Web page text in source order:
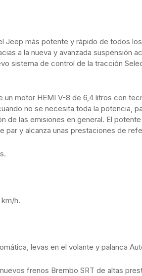
Jeep más potente y rápido de todos
a la nueva y avanzada suspensión
sistema de control de la tracción
un motor HEMI V-8 de 6,4 litros con
no se necesita toda la potencia,
de las emisiones en general. El
par y alcanza unas prestaciones de
h.
levas en el volante y palanca
frenos Brembo SRT de altas